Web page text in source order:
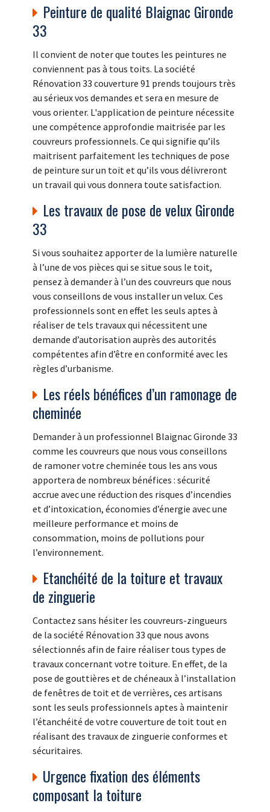
Peinture de qualité Blaignac Gironde
33
Il convient de noter que toutes les peintures ne
conviennent pas à tous toits. La société
Rénovation 33 couverture 91 prends toujours très
au sérieux vos demandes et sera en mesure de
vous orienter. L'application de peinture nécessite
une compétence approfondie maitrisée par les
couvreurs professionnels. Ce qui signifie qu’ils
maitrisent parfaitement les techniques de pose
de peinture sur un toit et qu’ils vous délivreront
un travail qui vous donnera toute satisfaction.
Les travaux de pose de velux Gironde
33
Si vous souhaitez apporter de la lumière naturelle
à l’une de vos pièces qui se situe sous le toit,
pensez à demander à l’un des couvreurs que nous
vous conseillons de vous installer un velux. Ces
professionnels sont en effet les seuls aptes à
réaliser de tels travaux qui nécessitent une
demande d’autorisation auprès des autorités
compétentes afin d’être en conformité avec les
règles d’urbanisme.
Les réels bénéfices d’un ramonage de
cheminée
Demander à un professionnel Blaignac Gironde 33
comme les couvreurs que nous vous conseillons
de ramoner votre cheminée tous les ans vous
apportera de nombreux bénéfices : sécurité
accrue avec une réduction des risques d’incendies
et d’intoxication, économies d’énergie avec une
meilleure performance et moins de
consommation, moins de pollutions pour
l’environnement.
Etanchéité de la toiture et travaux
de zinguerie
Contactez sans hésiter les couvreurs-zingueurs
de la société Rénovation 33 que nous avons
sélectionnés afin de faire réaliser tous types de
travaux concernant votre toiture. En effet, de la
pose de gouttières et de chéneaux à l’installation
de fenêtres de toit et de verrières, ces artisans
sont les seuls professionnels aptes à maintenir
l’étanchéité de votre couverture de toit tout en
réalisant des travaux de zinguerie conformes et
sécuritaires.
Urgence fixation des éléments
composant la toiture